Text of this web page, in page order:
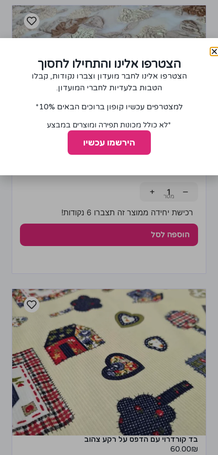
בד אורגנזה דו שכבתית עם פרחים חום, בז' וזהב
−
+
רכישת יחידה ממוצר זה תצברו 6 נקודות!
הוספה לסל
בד קורדרוי עם הדפס על רקע צהוב
60.00₪
הצטרפו אלינו והתחילו לחסוך
הצטרפו אלינו לחבר מועדון וצברו נקודות, קבלו
הטבות בלעדיות לחברי המועדון.
למצטרפים עכשיו קופון ברוכים הבאים 10%*
*לא כולל מכונות תפירה ומוצרים במבצע
הירשמו עכשיו